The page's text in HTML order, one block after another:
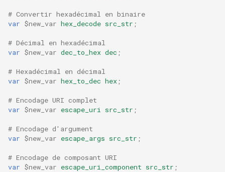
# Convertir hexadécimal en binaire
var $new_var hex_decode src_str ;
# Décimal en hexadécimal
var $new_var dec_to_hex dec ;
# Hexadécimal en décimal
var $new_var hex_to_dec hex ;
# Encodage URI complet
var $new_var escape_uri src_str ;
# Encodage d'argument
var $new_var escape_args src_str ;
# Encodage de composant URI
var $new_var escape_uri_component src_str ;